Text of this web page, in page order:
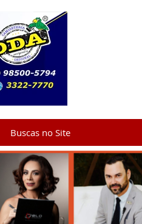
Buscas no Site